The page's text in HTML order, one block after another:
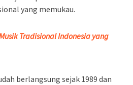
yang memukau.
Tradisional Indonesia yang
berlangsung sejak 1989 dan